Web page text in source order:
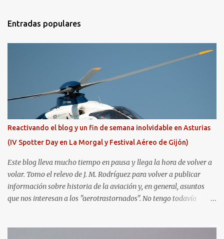
Entradas populares
Reactivando el blog y un fin de semana inolvidable en Asturias
(IV Spotter Day en La Morgal y Festival Aéreo de Gijón)
Este blog lleva mucho tiempo en pausa y llega la hora de volver a
volar. Tomo el relevo de J. M. Rodríguez para volver a publicar
información sobre historia de la aviación y, en general, asuntos
que nos interesan a los "aerotrastornados". No tengo todavía